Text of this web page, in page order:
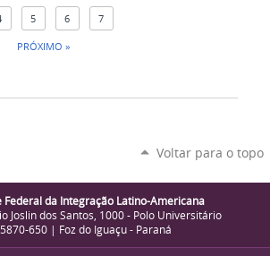
5 6 7
PRÓXIMO »
Voltar para o topo
Federal da Integração Latino-Americana
Joslin dos Santos, 1000 - Polo Universitário
650 | Foz do Iguaçu - Paraná